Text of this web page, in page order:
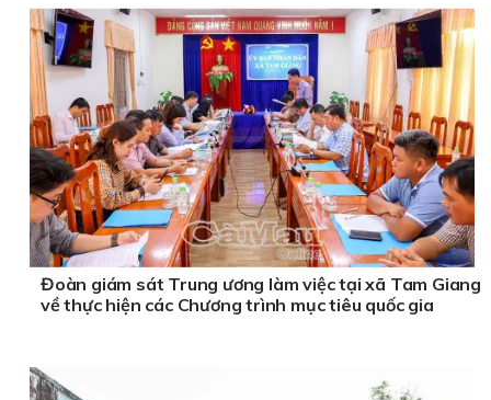
Đoàn giám sát Trung ương làm việc tại xã Tam Giang
về thực hiện các Chương trình mục tiêu quốc gia